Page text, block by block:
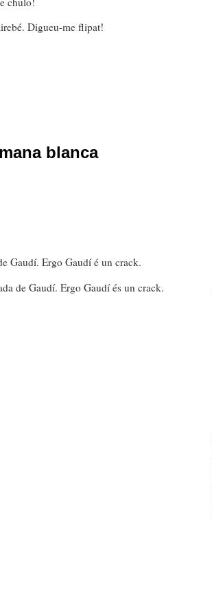
Digueu-me flipat!
blanca
Gaudí. Ergo Gaudí é un crack.
de Gaudí. Ergo Gaudí és un crack.